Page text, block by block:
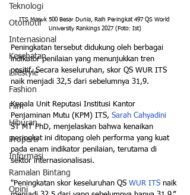
Teknologi
Otomotif
Internasional
Kesehatan
Lifestyle
Fashion
Film
Hiburan
Properti
Informasi
Ramalan Bintang
Opini
ITS Masuk 500 Besar Dunia, Raih Peringkat 497 QS World
University Rankings 2027 (Foto: Ist)
Peningkatan tersebut didukung oleh berbagai
indikator penilaian yang menunjukkan tren
positif. Secara keseluruhan, skor QS WUR ITS
naik menjadi 32,5 dari sebelumnya 31,9.
Kepala Unit Reputasi Institusi Kantor
Penjaminan Mutu (KPM) ITS, Sarah Cahyadini
ST MT PhD, menjelaskan bahwa kenaikan
peringkat ini ditopang oleh performa yang kuat
pada enam indikator penilaian, terutama di
sektor internasionalisasi.
"Peningkatan skor keseluruhan QS WUR ITS naik